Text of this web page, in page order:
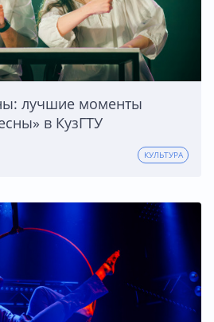
лучшие моменты
в КузГТУ
КУЛЬТУРА